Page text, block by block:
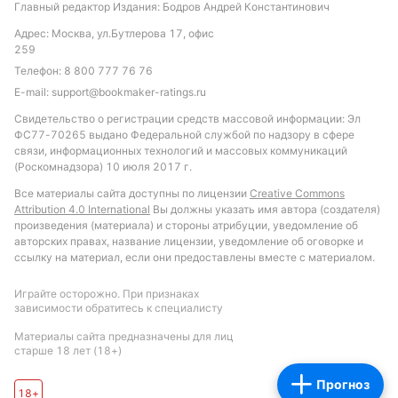
Обновлено:
Автор
Александр Трибуш
Прогноз
Главный редактор Издания: Бодров Андрей Константинович
Адрес: Москва, ул.Бутлерова 17, офис
259
Телефон: 8 800 777 76 76
E-mail: support@bookmaker-ratings.ru
Свидетельство о регистрации средств массовой информации: Эл
ФС77-70265 выдано Федеральной службой по надзору в сфере
связи, информационных технологий и массовых коммуникаций
(Роскомнадзора) 10 июля 2017 г.
Все материалы сайта доступны по лицензии Creative Commons
Attribution 4.0 International Вы должны указать имя автора (создателя)
произведения (материала) и стороны атрибуции, уведомление об
авторских правах, название лицензии, уведомление об оговорке и
ссылку на материал, если они предоставлены вместе с материалом.
Играйте осторожно. При признаках
зависимости обратитесь к специалисту
Материалы сайта предназначены для лиц
старше 18 лет (18+)
18+